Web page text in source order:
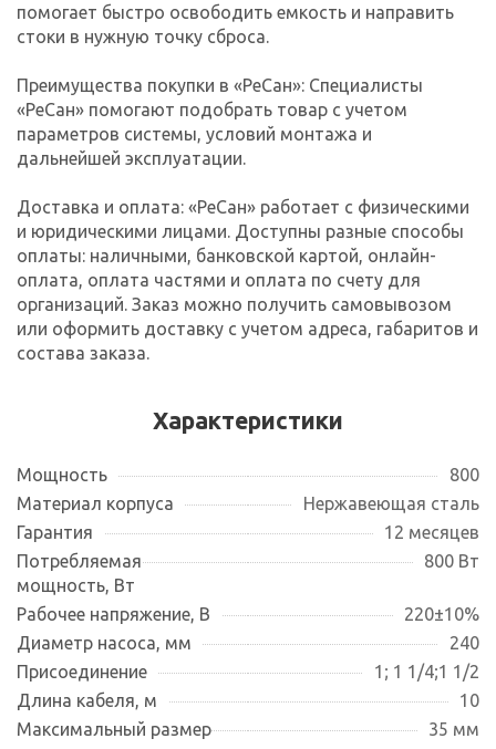
помогает быстро освободить емкость и направить
стоки в нужную точку сброса.
Преимущества покупки в «РеСан»: Специалисты
«РеСан» помогают подобрать товар с учетом
параметров системы, условий монтажа и
дальнейшей эксплуатации.
Доставка и оплата: «РеСан» работает с физическими
и юридическими лицами. Доступны разные способы
оплаты: наличными, банковской картой, онлайн-
оплата, оплата частями и оплата по счету для
организаций. Заказ можно получить самовывозом
или оформить доставку с учетом адреса, габаритов и
состава заказа.
Характеристики
Мощность
800
Материал корпуса
Нержавеющая сталь
Гарантия
12 месяцев
Потребляемая
мощность, Вт
800 Вт
Рабочее напряжение, В
220±10%
Диаметр насоса, мм
240
Присоединение
1; 1 1/4;1 1/2
Длина кабеля, м
10
Максимальный размер
35 мм